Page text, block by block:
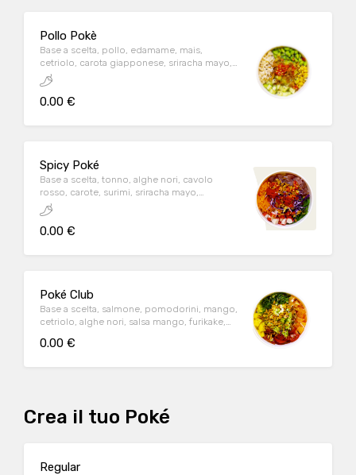
Pollo Pokè
Base a scelta, pollo, edamame, mais,
cetriolo, carota giapponese, sriracha mayo,
peperoncino, cipolla fritta, sesamo
0.00 €
Spicy Poké
Base a scelta, tonno, alghe nori, cavolo
rosso, carote, surimi, sriracha mayo,
peperoncino, uova di pesce, cipolla fritta
0.00 €
Poké Club
Base a scelta, salmone, pomodorini, mango,
cetriolo, alghe nori, salsa mango, furikake,
0.00 €
Crea il tuo Poké
Regular